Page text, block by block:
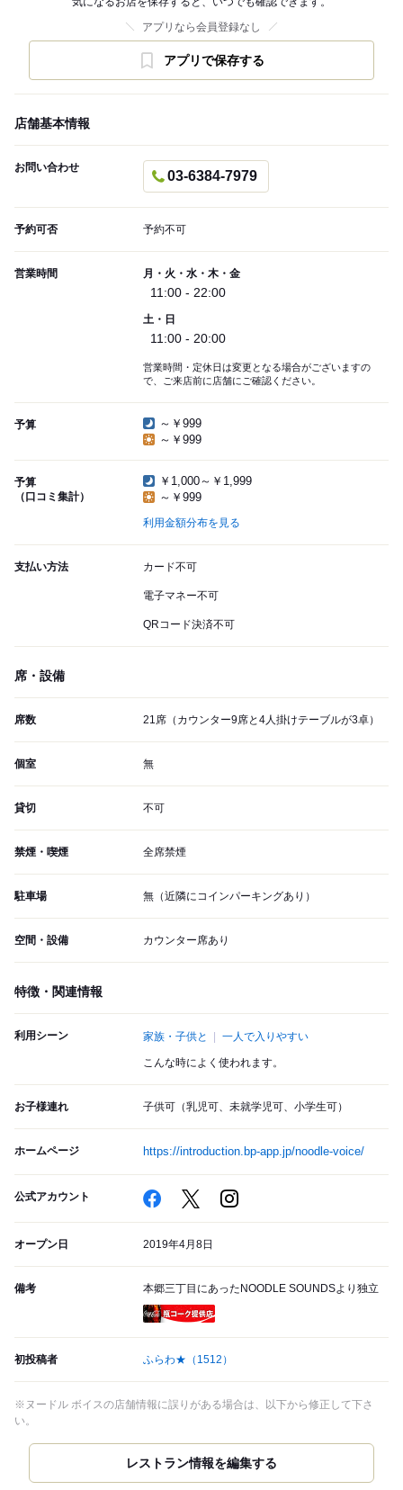
アプリなら会員登録なし
アプリで保存する
店舗基本情報
お問い合わせ
03-6384-7979
予約可否 予約不可
営業時間 月・火・水・木・金
11:00 - 22:00
土・日
11:00 - 20:00
営業時間・定休日は変更となる場合がございますの
で、ご来店前に店舗にご確認ください。
予算
～￥999
～￥999
予算
（口コミ集計）
￥1,000～￥1,999
～￥999
利用金額分布を見る
支払い方法 カード不可
電子マネー不可
QRコード決済不可
席・設備
席数 21席（カウンター9席と4人掛けテーブルが3卓）
個室 無
貸切 不可
禁煙・喫煙 全席禁煙
駐車場 無（近隣にコインパーキングあり）
空間・設備 カウンター席あり
特徴・関連情報
利用シーン 家族・子供と 一人で入りやすい
こんな時によく使われます。
お子様連れ 子供可（乳児可、未就学児可、小学生可）
ホームページ https://introduction.bp-app.jp/noodle-voice/
公式アカウント
オープン日 2019年4月8日
備考
本郷三丁目にあったNOODLE SOUNDSより独立
初投稿者 ふらわ★ （1512）
※ヌードル ボイスの店舗情報に誤りがある場合は、以下から修正して下さ
い。